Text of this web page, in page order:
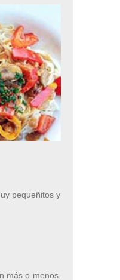
pequeñitos y
más o menos.